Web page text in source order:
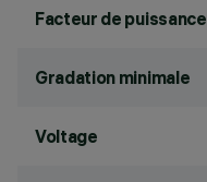
Facteur de puissance
Gradation minimale
Voltage